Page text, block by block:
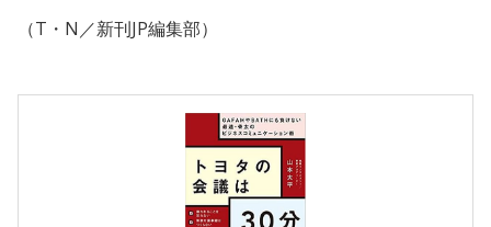
（T・N／新刊JP編集部）